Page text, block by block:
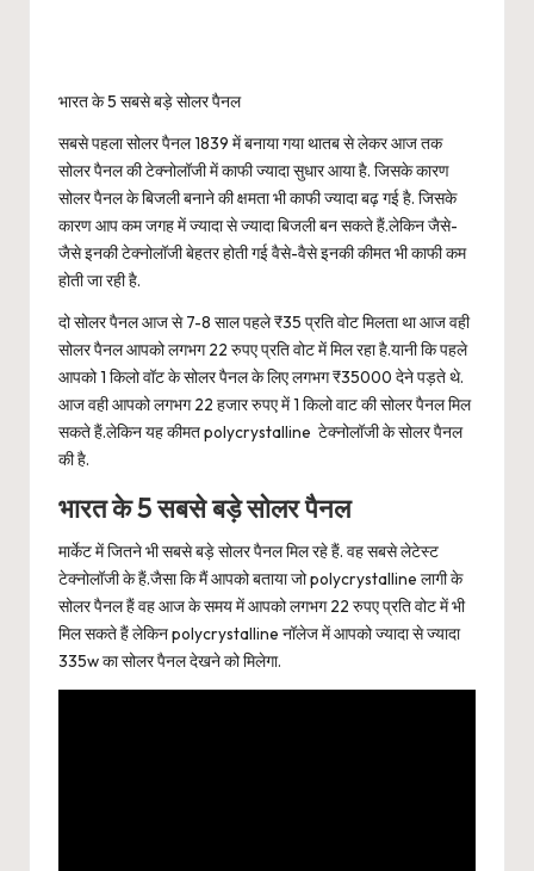
भारत के 5 सबसे बड़े सोलर पैनल
सबसे पहला सोलर पैनल 1839 में बनाया गया थातब से लेकर आज तक
सोलर पैनल की टेक्नोलॉजी में काफी ज्यादा सुधार आया है. जिसके कारण
सोलर पैनल के बिजली बनाने की क्षमता भी काफी ज्यादा बढ़ गई है. जिसके
कारण आप कम जगह में ज्यादा से ज्यादा बिजली बन सकते हैं.लेकिन जैसे-
जैसे इनकी टेक्नोलॉजी बेहतर होती गई वैसे-वैसे इनकी कीमत भी काफी कम
होती जा रही है.
दो सोलर पैनल आज से 7-8 साल पहले ₹35 प्रति वोट मिलता था आज वही
सोलर पैनल आपको लगभग 22 रुपए प्रति वोट में मिल रहा है.यानी कि पहले
आपको 1 किलो वॉट के सोलर पैनल के लिए लगभग ₹35000 देने पड़ते थे.
आज वही आपको लगभग 22 हजार रुपए में 1 किलो वाट की सोलर पैनल मिल
सकते हैं.लेकिन यह कीमत polycrystalline टेक्नोलॉजी के सोलर पैनल
की है.
भारत के 5 सबसे बड़े सोलर पैनल
मार्केट में जितने भी सबसे बड़े सोलर पैनल मिल रहे हैं. वह सबसे लेटेस्ट
टेक्नोलॉजी के हैं.जैसा कि मैं आपको बताया जो polycrystalline लागी के
सोलर पैनल हैं वह आज के समय में आपको लगभग 22 रुपए प्रति वोट में भी
मिल सकते हैं लेकिन polycrystalline नॉलेज में आपको ज्यादा से ज्यादा
335w का सोलर पैनल देखने को मिलेगा.